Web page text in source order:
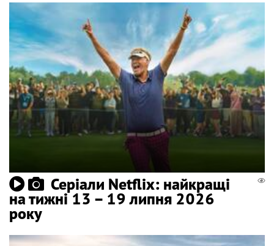
Серіали Netflix: найкращі
на тижні 13 – 19 липня 2026
року